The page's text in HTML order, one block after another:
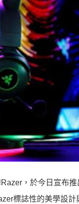
，於今日宣布
標誌性的美學設